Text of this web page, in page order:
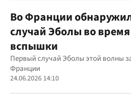
Во Франции
случай Эболы во
вспышки
Первый случай Эболы этой волны
Франции
24.06.2026 14:10